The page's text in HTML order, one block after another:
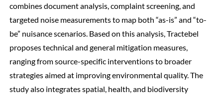
combines document analysis, complaint screening, and
targeted noise measurements to map both “as-is” and “to-
be” nuisance scenarios. Based on this analysis, Tractebel
proposes technical and general mitigation measures,
ranging from source-specific interventions to broader
strategies aimed at improving environmental quality. The
study also integrates spatial, health, and biodiversity